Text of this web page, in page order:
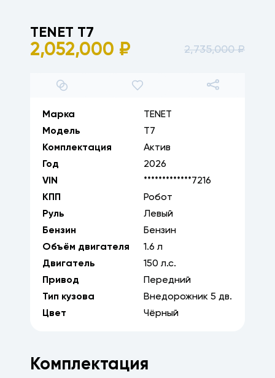
TENET T7
2,052,000 ₽ 2,735,000₽
1
Марка
TENET
Модель
T7
Комплектация
Актив
Год
2026
VIN
*************7216
КПП
Робот
Руль
Левый
Бензин
Бензин
Объём двигателя
1.6 л
Двигатель
150 л.с.
Привод
Передний
Тип кузова
Внедорожник 5 дв.
Цвет
Чёрный
Комплектация